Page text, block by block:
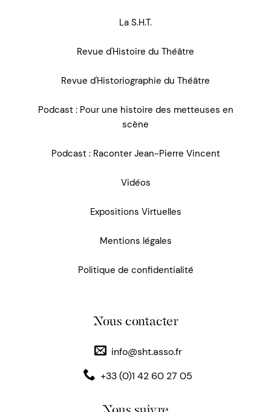
La S.H.T.
Revue d'Histoire du Théâtre
Revue d'Historiographie du Théâtre
Podcast : Pour une histoire des metteuses en
scène
Podcast : Raconter Jean-Pierre Vincent
Vidéos
Expositions Virtuelles
Mentions légales
Politique de confidentialité
Nous contacter
info@sht.asso.fr
+33 (0)1 42 60 27 05